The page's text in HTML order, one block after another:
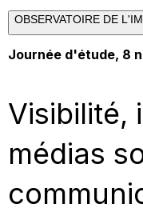
OBSERVATOIRE DE
Journée d'étude, 8
Visibilité,
médias